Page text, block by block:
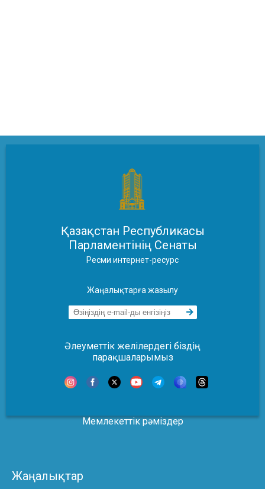
Қазақстан Республикасы
Парламентінің Сенаты
Ресми интернет-ресурс
Жаңалықтарға жазылу
Әлеуметтік желілердегі біздің
парақшаларымыз
Мемлекеттік рәміздер
Жаңалықтар